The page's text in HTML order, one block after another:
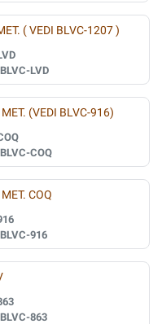
( VEDI BLVC-1207 )
LVD
(VEDI BLVC-916)
COQ
COQ
916
863